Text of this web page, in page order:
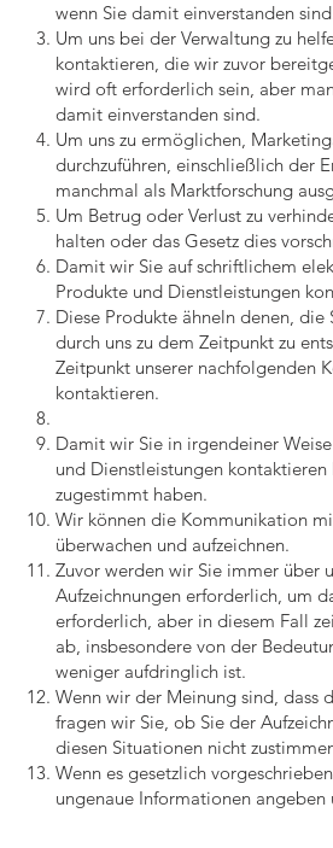
wenn Sie damit einverstanden
Um uns bei der Verwaltung zu
kontaktieren, die wir zuvor
wird oft erforderlich sein, aber
damit einverstanden sind.
Um uns zu ermöglichen,
durchzuführen, einschließlich der
manchmal als Marktforschung
Um Betrug oder Verlust zu
halten oder das Gesetz dies
Damit wir Sie auf schriftlichem
Produkte und Dienstleistungen
Diese Produkte ähneln denen,
durch uns zu dem Zeitpunkt zu
Zeitpunkt unserer nachfolgenden
kontaktieren.
Damit wir Sie in irgendeiner
und Dienstleistungen
zugestimmt haben.
Wir können die Kommunikation
überwachen und aufzeichnen.
Zuvor werden wir Sie immer über
Aufzeichnungen erforderlich, um
erforderlich, aber in diesem Fall
ab, insbesondere von der
weniger aufdringlich ist.
Wenn wir der Meinung sind, dass
fragen wir Sie, ob Sie der
diesen Situationen nicht
Wenn es gesetzlich
ungenaue Informationen